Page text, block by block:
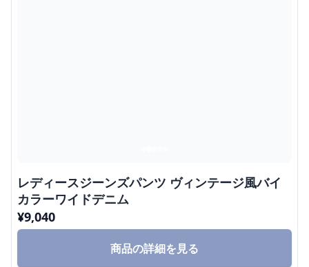
レディースジーンズパンツ ヴィンテージ風バイ
カラーワイドデニム
¥9,040
商品の詳細を見る